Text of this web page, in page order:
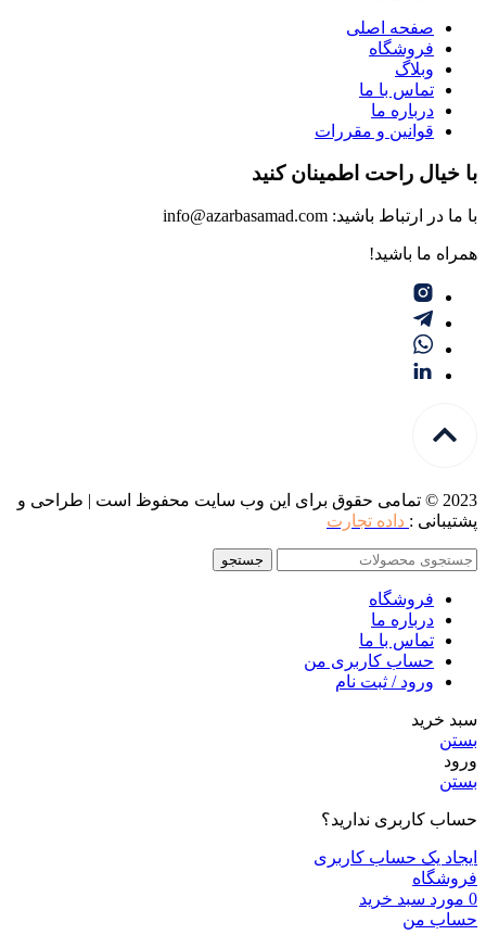
صفحه اصلی
فروشگاه
وبلاگ
تماس با ما
درباره ما
قوانین و مقررات
با خیال راحت اطمینان کنید
با ما در ارتباط باشید: info@azarbasamad.com
همراه ما باشید!
2023 © تمامی حقوق برای این وب سایت محفوظ است | طراحی و
پشتیبانی : داده تجارت
جستجو
فروشگاه
درباره ما
تماس با ما
حساب کاربری من
ورود / ثبت نام
سبد خرید
بستن
ورود
بستن
حساب کاربری ندارید؟
ایجاد یک حساب کاربری
فروشگاه
0 مورد سبد خرید
حساب من